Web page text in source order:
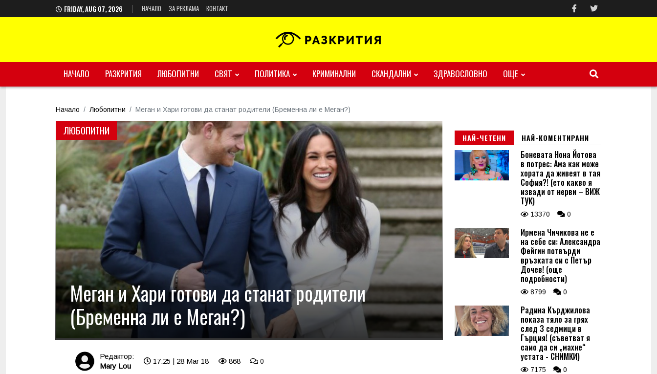
FRIDAY, AUG 07, 2026 НАЧАЛО ЗА РЕКЛАМА КОНТАКТ
НАЧАЛО РАЗКРИТИЯ ЛЮБОПИТНИ СВЯТ ПОЛИТИКА КРИМИНАЛНИ СКАНДАЛНИ ЗДРАВОСЛОВНО ОЩЕ
Начало Любопитни Меган и Хари готови да станат родители (Бременна ли е Меган?)
ЛЮБОПИТНИ
Меган и Хари готови да станат родители
(Бременна ли е Меган?)
Редактор:
Mary Lou
17:25 | 28 Mar 18 868 0
НАЙ-ЧЕТЕНИ НАЙ-КОМЕНТИРАНИ
Боневата Нона Йотова
в потрес: Ама как може
хората да живеят в тая
София?! (ето какво я
извади от нерви – ВИЖ
ТУК)
13370 0
Ирмена Чичикова не е
на себе си: Александра
Фейгин потвърди
връзката си с Петър
Дочев! (още
подробности)
8799 0
Радина Кърджилова
показа тяло за грях
след 3 седмици в
Гърция! (съветват я
само да си „махне“
устата - СНИМКИ)
7175 0